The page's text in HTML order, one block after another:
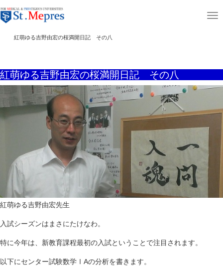
T
e
a
i
aaaaaaaaaa
講師コラム
紅萌ゆる吉野由宏の桜満開日記 その八
紅萌ゆる吉野由宏の桜満開日記 その八
紅萌ゆる吉野由宏先生
入試シーズンはまさにたけなわ。
特に今年は、新教育課程最初の入試ということで注目されます。
以下にセンター試験数学ⅠAの分析を書きます。